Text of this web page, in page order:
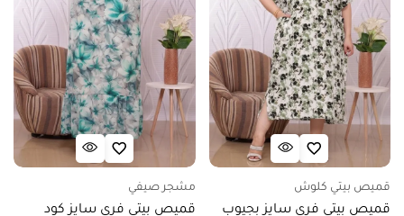
قميص بيتي كلوش
قميص بيتي فري سايز بجيوب
مشجر صيفي
قميص بيتي فري سايز كود